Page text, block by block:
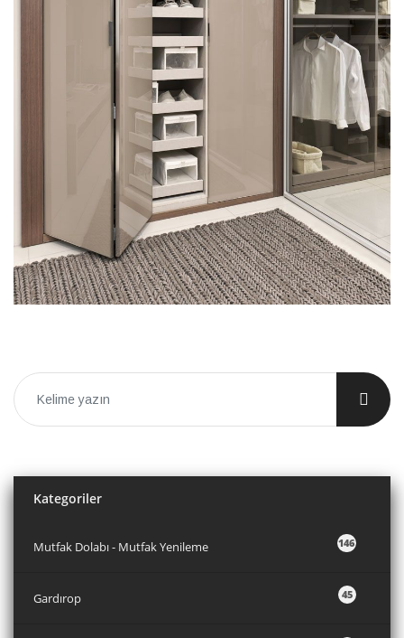
Kategoriler
146
Mutfak Dolabı - Mutfak Yenileme
45
Gardırop